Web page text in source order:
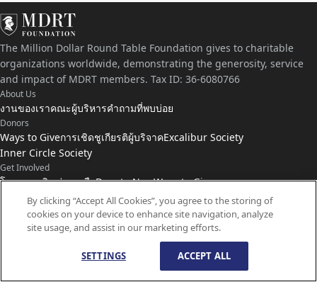
The Million Dollar Round Table Foundation gives to charitable
organizations worldwide, demonstrating the generosity, service
and impact of MDRT members. Tax ID: 36-6080766
About Us
งานของเราคณะผู้บริหารคำถามที่พบบ่อย
Donors
Ways to Giveการเชิดชูเกียรติผู้บริจาคExcalibur Society
Inner Circle Society
Get Involved
โครงการเงินช่วยเหลือDonate NowWays to Give
Connect with Us
ติดต่อเราข่าว
มูลนิธิ MDRT สงวนลิขสิทธิ์
By clicking “Accept All Cookies”, you agree to the storing of
cookies on your device to enhance site navigation, analyze
site usage, and assist in our marketing efforts.
SETTINGS ACCEPT ALL